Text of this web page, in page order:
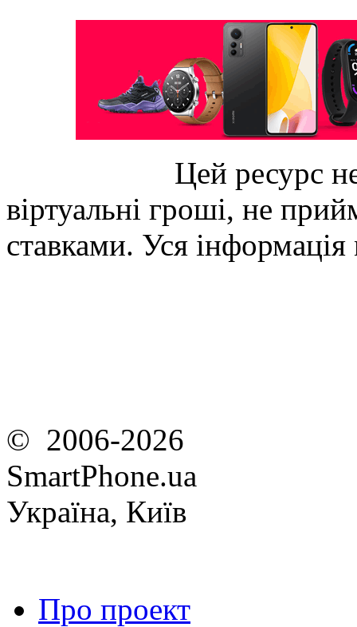
Цей ресурс
віртуальні гроші, не
ставками. Уся
© 2006-2026
SmartPhone.ua
Україна, Київ
Про проект